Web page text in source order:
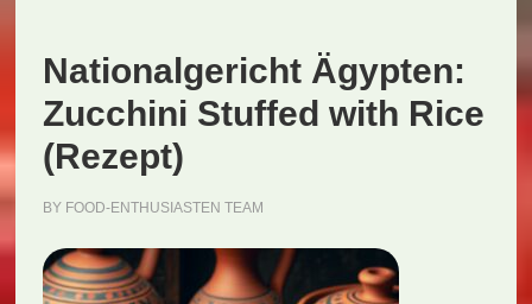
(Rezept)
Nationalgericht Ägypten:
Zucchini Stuffed with Rice
(Rezept)
BY FOOD-ENTHUSIASTEN TEAM